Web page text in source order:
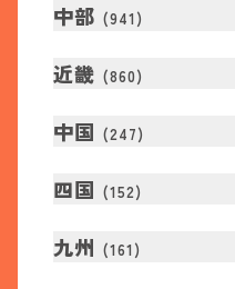
中部 (941 )
近畿 (860)
中国 (247)
四国 (152)
九州 (161 )